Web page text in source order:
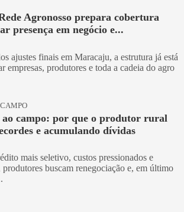
Agronosso prepara cobertura
presença em negócio e...
ajustes finais em Maracaju, a estrutura já está
empresas, produtores e toda a cadeia do agro
ao campo: por que o produtor rural
e acumulando dívidas
mais seletivo, custos pressionados e
produtores buscam renegociação e, em último